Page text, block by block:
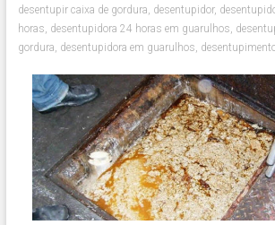
desentupir caixa de gordura, desentupidor,
horas, desentupidora 24 horas em guarulhos,
gordura, desentupidora em guarulhos,